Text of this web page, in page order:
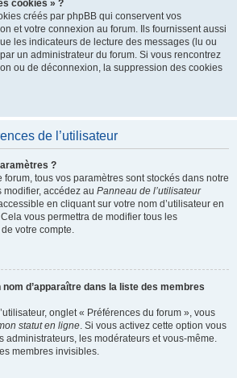
cookies » ?
créés par phpBB qui conservent vos
et votre connexion au forum. Ils fournissent aussi
les indicateurs de lecture des messages (lu ou
un administrateur du forum. Si vous rencontrez
ou de déconnexion, la suppression des cookies
de l’utilisateur
?
tous vos paramètres sont stockés dans notre
accédez au Panneau de l’utilisateur
en cliquant sur votre nom d’utilisateur en
vous permettra de modifier tous les
votre compte.
d’apparaître dans la liste des membres
onglet « Préférences du forum », vous
statut en ligne. Si vous activez cette option vous
administrateurs, les modérateurs et vous-même.
membres invisibles.